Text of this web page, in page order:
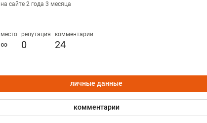
на сайте 2 года 3 месяца
место
∞
репутация
0
комментарии
24
личные данные
комментарии